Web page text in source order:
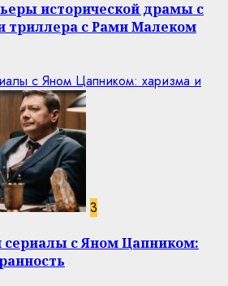
исторической драмы с
триллера с Рами Малеком
с Яном Цапником: харизма и
3
с Яном Цапником: